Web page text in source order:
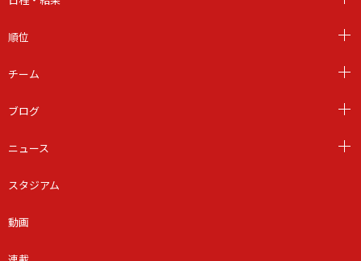
順位
チーム
ブログ
ニュース
スタジアム
動画